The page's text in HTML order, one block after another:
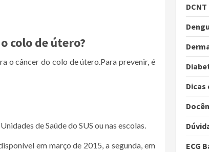
colo de útero?
o câncer do colo de útero.Para prevenir, é
de Saúde do SUS ou nas escolas.
em março de 2015, a segunda, em
DCNT
Dicas
ECG